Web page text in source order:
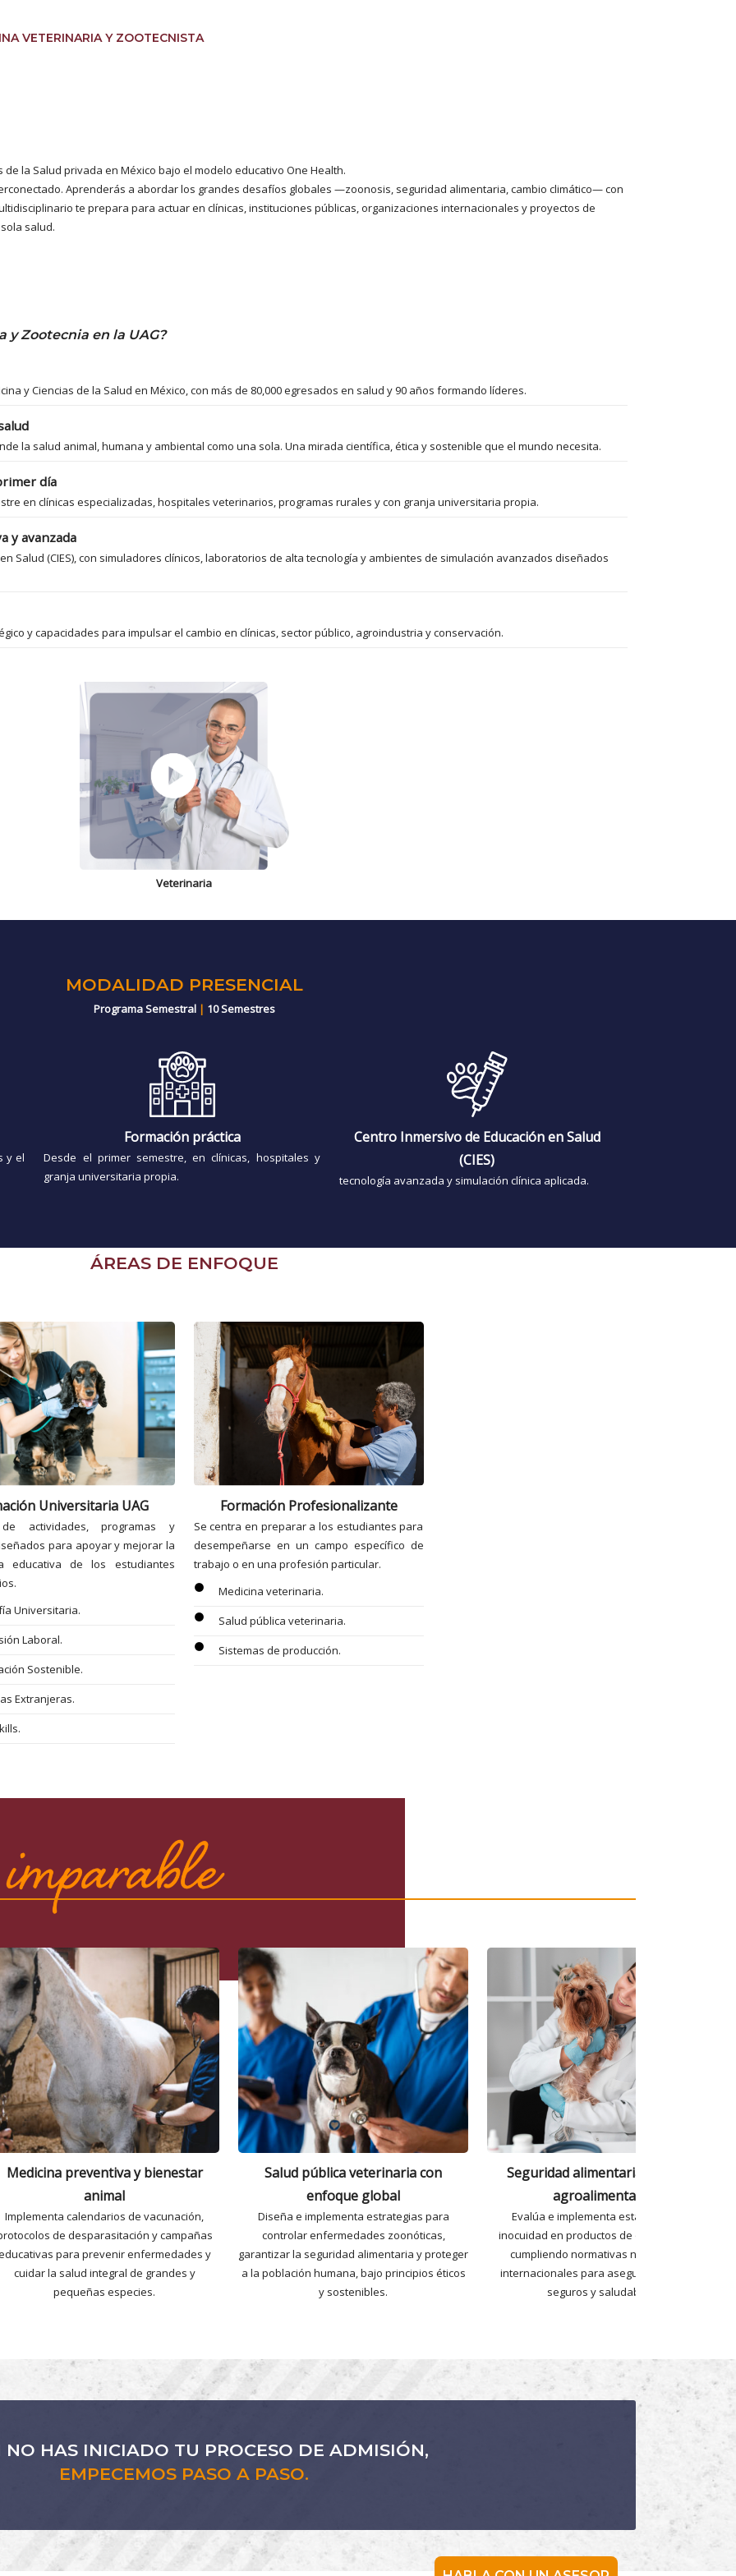
VETERINARIA Y ZOOTECNISTA
la Salud privada en México bajo el modelo educativo One Health.
Aprenderás a abordar los grandes desafíos globales —zoonosis, seguridad alimentaria, cambio climático— con
te prepara para actuar en clínicas, instituciones públicas, organizaciones internacionales y proyectos de
salud.
Zootecnia en la UAG?
y Ciencias de la Salud en México, con más de 80,000 egresados en salud y 90 años formando líderes.
la salud animal, humana y ambiental como una sola. Una mirada científica, ética y sostenible que el mundo necesita.
día
en clínicas especializadas, hospitales veterinarios, programas rurales y con granja universitaria propia.
y avanzada
Salud (CIES), con simuladores clínicos, laboratorios de alta tecnología y ambientes de simulación avanzados diseñados
y capacidades para impulsar el cambio en clínicas, sector público, agroindustria y conservación.
Veterinaria
MODALIDAD PRESENCIAL
Programa Semestral | 10 Semestres
y el
Formación práctica
Desde el primer semestre, en clínicas, hospitales y
granja universitaria propia.
Centro Inmersivo de Educación en Salud
(CIES)
tecnología avanzada y simulación clínica aplicada.
ÁREAS DE ENFOQUE
Universitaria UAG
actividades, programas y
para apoyar y mejorar la
educativa de los estudiantes
Universitaria.
Laboral.
Sostenible.
Extranjeras.
Formación Profesionalizante
Se centra en preparar a los estudiantes para
desempeñarse en un campo específico de
trabajo o en una profesión particular.
circle Medicina veterinaria.
circle Salud pública veterinaria.
circle Sistemas de producción.
Medicina preventiva y bienestar
animal
Implementa calendarios de vacunación,
de desparasitación y campañas
para prevenir enfermedades y
cuidar la salud integral de grandes y
pequeñas especies.
Salud pública veterinaria con
enfoque global
Diseña e implementa estrategias para
controlar enfermedades zoonóticas,
garantizar la seguridad alimentaria y proteger
a la población humana, bajo principios éticos
y sostenibles.
Seguridad alimentaria y calidad
agroalimentaria
Evalúa e implementa estándares de
inocuidad en productos de origen animal,
cumpliendo normativas nacionales e
internacionales para asegurar alimentos
seguros y saludables.
NO HAS INICIADO TU PROCESO DE ADMISIÓN,
EMPECEMOS PASO A PASO.